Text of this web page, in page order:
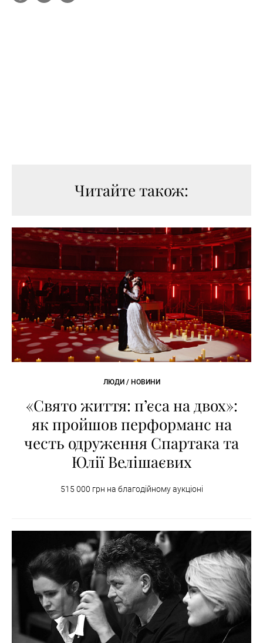
Читайте також:
ЛЮДИ / НОВИНИ
«Свято життя: п’єса на двох»:
як пройшов перформанс на
честь одруження Спартака та
Юлії Велішаєвих
515 000 грн на благодійному аукціоні